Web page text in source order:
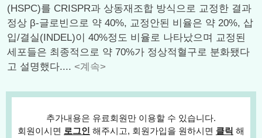
(HSPC)를 CRISPR과 상동재조합 방식으로 교정한 결과
정상 β-글로빈으로 약 40%, 교정안된 비율은 약 20%, 삽
입/결실(INDEL)이 40%정도 비율로 나타났으며 교정된
세포들은 최종적으로 약 70%가 정상적혈구로 분화됐다
고 설명했다.... <계속>
추가내용은 유료회원만 이용할 수 있습니다.
회원이시면 로그인 해주시고, 회원가입을 원하시면 클릭 해